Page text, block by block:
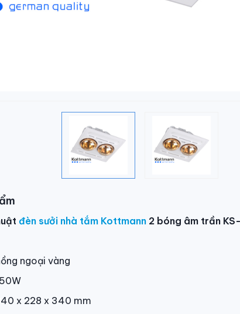
đèn sưởi nhà tắm Kottmann 2 bóng âm trần
ngoại vàng
x 228 x 340 mm